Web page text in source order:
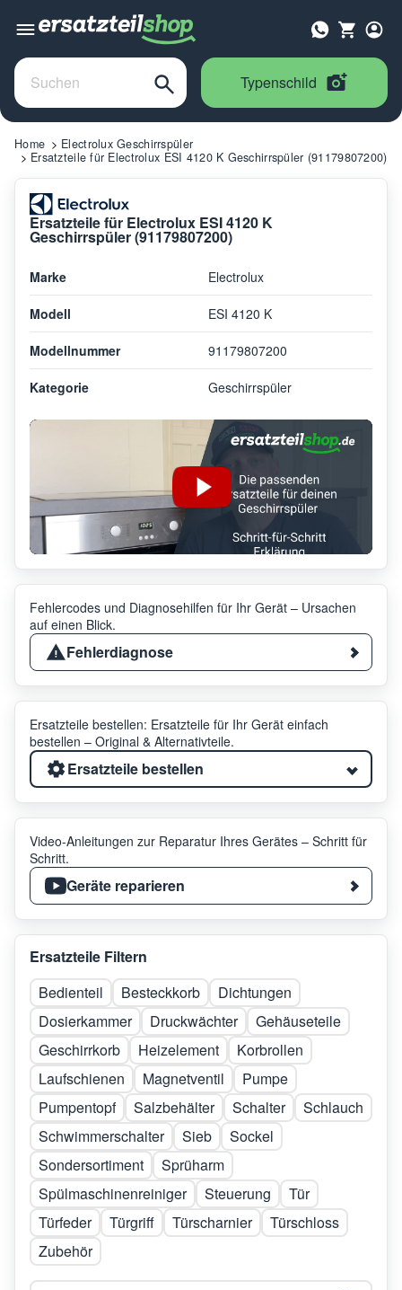
Typenschild
Home
Electrolux Geschirrspüler
Ersatzteile für Electrolux ESI 4120 K Geschirrspüler (91179807200)
Ersatzteile für Electrolux ESI 4120 K
Geschirrspüler (91179807200)
Marke Electrolux
Modell ESI 4120 K
Modellnummer 91179807200
Kategorie Geschirrspüler
Fehlercodes und Diagnosehilfen für Ihr Gerät – Ursachen
auf einen Blick.
Fehlerdiagnose
Ersatzteile bestellen: Ersatzteile für Ihr Gerät einfach
bestellen – Original & Alternativteile.
Ersatzteile bestellen
Video-Anleitungen zur Reparatur Ihres Gerätes – Schritt für
Schritt.
Geräte reparieren
Ersatzteile Filtern
Bedienteil
Besteckkorb
Dichtungen
Dosierkammer
Druckwächter
Gehäuseteile
Geschirrkorb
Heizelement
Korbrollen
Laufschienen
Magnetventil
Pumpe
Pumpentopf
Salzbehälter Schalter
Schlauch
Schwimmerschalter
Sieb
Sockel
Sondersortiment
Sprüharm
Spülmaschinenreiniger
Steuerung
Tür
Türfeder
Türgriff Türscharnier
Türschloss
Zubehör